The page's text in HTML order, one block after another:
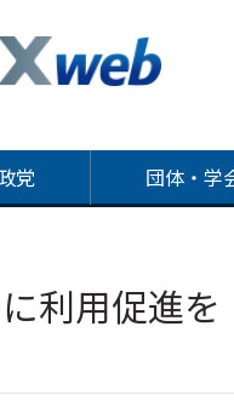
党 団体・学
に利用促